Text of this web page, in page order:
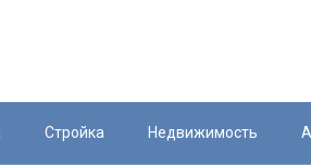
Стройка Недвижимость